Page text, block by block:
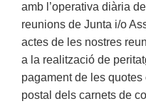
amb l’operativa diària
reunions de Junta i/o
actes de les nostres
a la realització de
pagament de les
postal dels carnets de